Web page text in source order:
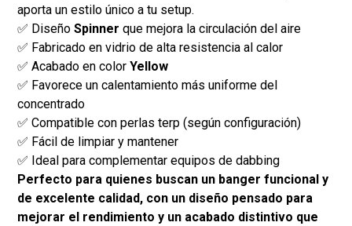
aporta un estilo único a tu setup.
✅ DiseñoSpinner que mejora la circulación del aire
✅ Fabricado en vidrio de alta resistencia al calor
✅ Acabado en colorYellow
✅ Favorece un calentamiento más uniforme del
concentrado
✅ Compatible con perlas terp (según configuración)
✅ Fácil de limpiar y mantener
✅ Ideal para complementar equipos de dabbing
Perfecto para quienes buscan un banger funcional y
de excelente calidad, con un diseño pensado para
mejorar el rendimiento y un acabado distintivo que